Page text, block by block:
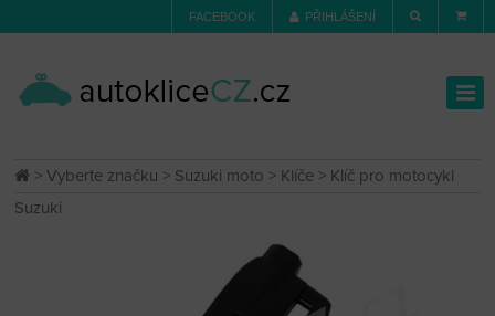
FACEBOOK PŘIHLÁŠENÍ
>Vyberte značku > Suzuki moto > Klíče > Klíč pro motocykl
Suzuki